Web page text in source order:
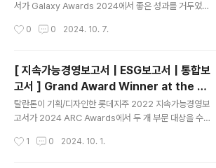
ntegrated Repo..
서가 Galaxy Awards 2024에서 좋은 성과를 거두었습
Galaxy Awards 2024. Winners include:Dong-A
TTE Corporation 2023 Sustainability Report (Br
onze)
0 0 2024. 10. 7.
[ 지속가능경영보고서 | ESG보고서 | 통합보
고서 ] Grand Award Winner at the 20
24 ARC Awards
탈란톤이 기획/디자인한 롯데지주 2022 지속가능경영보
고서가 2024 ARC Awards에서 두 개 부문 대상을 수상
great results at the 2024 ARC Awards, including
1 0 2024. 10. 1.